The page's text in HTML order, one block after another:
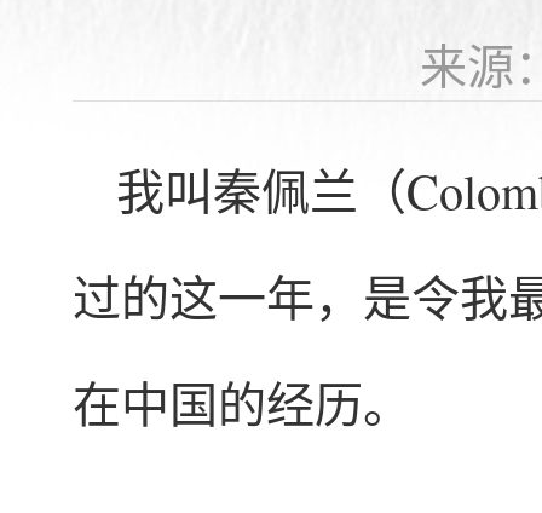
来源
我叫秦佩兰（
过的这一年，是令我
在中国的经历。